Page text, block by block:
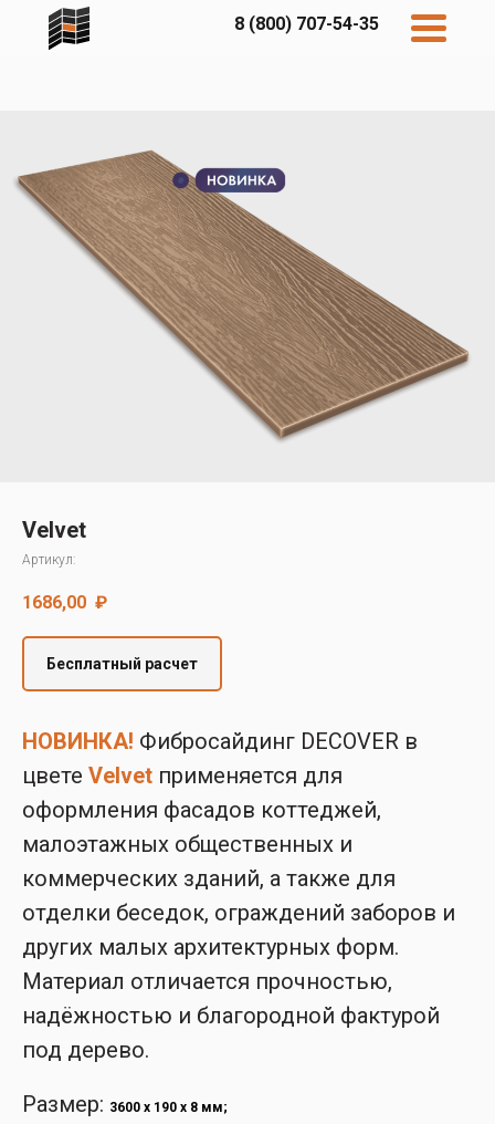
8 (800) 707-54-35
Бетэко
Фибратек
Бесплатный
расчет
Контакты
Дисконт
Fibraplank
Velvet
Артикул:
1686,00 ₽
Бесплатный расчет
НОВИНКА! Фибросайдинг DECOVER в
цвете Velvet применяется для
оформления фасадов коттеджей,
малоэтажных общественных и
коммерческих зданий, а также для
отделки беседок, ограждений заборов и
других малых архитектурных форм.
Материал отличается прочностью,
надёжностью и благородной фактурой
под дерево.
Размер: 3600 x 190 x 8 мм;